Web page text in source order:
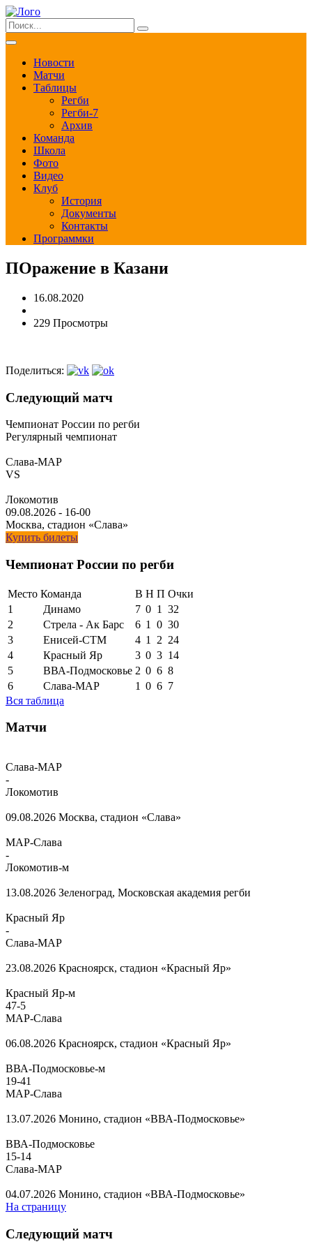
Новости
Матчи
Таблицы
Регби
Регби-7
Архив
Команда
Школа
Фото
Видео
Клуб
История
Документы
Контакты
Программки
ПОражение в Казани
16.08.2020
229 Просмотры
Поделиться:
Следующий матч
Чемпионат России по регби
Регулярный чемпионат
Слава-МАР
VS
Локомотив
09.08.2026 - 16-00
Москва, стадион «Слава»
Купить билеты
Чемпионат России по регби
Место Команда В Н П Очки
1
Динамо 7 0 1
32
2
Стрела - Ак Барс 6 1 0 30
3
Енисей-СТМ 4 1 2 24
4
Красный Яр 3 0 3 14
5
ВВА-Подмосковье 2 0 6 8
6
Слава-МАР 1 0 6 7
Вся таблица
Матчи
Слава-МАР
-
Локомотив
09.08.2026 Москва, стадион «Слава»
МАР-Слава
-
Локомотив-м
13.08.2026 Зеленоград, Московская академия регби
Красный Яр
-
Слава-МАР
23.08.2026 Красноярск, стадион «Красный Яр»
Красный Яр-м
47-5
МАР-Слава
06.08.2026 Красноярск, стадион «Красный Яр»
ВВА-Подмосковье-м
19-41
МАР-Слава
13.07.2026 Монино, стадион «ВВА-Подмосковье»
ВВА-Подмосковье
15-14
Слава-МАР
04.07.2026 Монино, стадион «ВВА-Подмосковье»
На страницу
Следующий матч